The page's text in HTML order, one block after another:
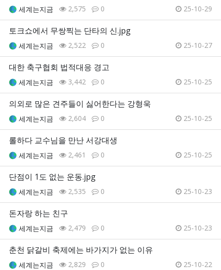
세계는지금 2,575 0 25-10-29
토크쇼에서 무쌍찍는 단타의 신.jpg
세계는지금 2,522 0 25-10-27
대한 축구협회 법적대응 경고
세계는지금 3,442 0 25-10-25
의외로 많은 견주들이 싫어한다는 강형욱
세계는지금 2,604 0 25-10-25
롤하다 교수님을 만난 서강대생
세계는지금 2,461 0 25-10-25
단점이 1도 없는 운동.jpg
세계는지금 2,535 0 25-10-23
돈자랑 하는 친구
세계는지금 2,479 0 25-10-23
춘천 닭갈비 축제에는 바가지가 없는 이유
세계는지금 2,829 0 25-10-22